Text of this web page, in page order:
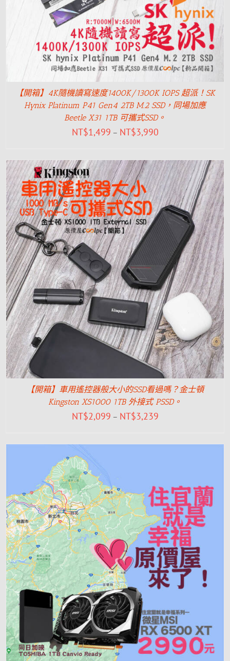
【開箱】4K隨機讀寫速度1400K/1300K IOPS 超派！SK
Hynix Platinum P41 Gen4 2TB M.2 SSD，同場加應
Beetle X31 1TB 可攜式SSD。
NT$1,499 – NT$3,990
【開箱】車用遙控器般大小的SSD看過嗎？金士頓
Kingston XS1000 1TB 外接式 PSSD。
NT$2,099 – NT$3,239